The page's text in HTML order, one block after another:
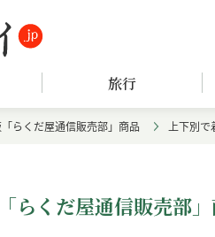
旅行
らくだ屋通信販売部」商品 上下別
らくだ屋通信販売部